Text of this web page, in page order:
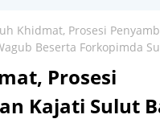
Khidmat, Prosesi
Beserta Forkopimda
Prosesi
Kajati Sulut